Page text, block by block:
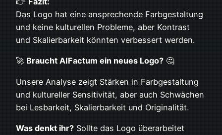
Das Logo hat eine ansprechende Farbgestaltung
und keine kulturellen Probleme, aber Kontrast
und Skalierbarkeit könnten verbessert werden.
🚀 Braucht AIFactum ein neues Logo? 🤔
Unsere Analyse zeigt Stärken in Farbgestaltung
und kultureller Sensitivität, aber auch Schwächen
bei Lesbarkeit, Skalierbarkeit und Originalität.
Was denkt ihr? Sollte das Logo überarbeitet